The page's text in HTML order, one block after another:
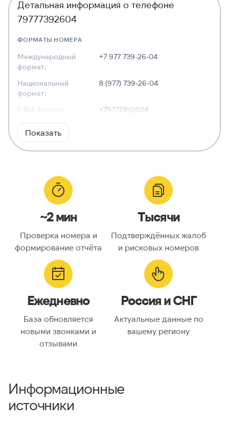
Детальная информация о телефоне
79777392604
ФОРМАТЫ НОМЕРА
Международный
формат:
+7 977 739-26-04
Национальный
формат:
8 (977) 739-26-04
E.164 формат:
+79777392604
RFC3966
формат:
Тип номера:
Оператор связи:
Национальный
9777392604
Код страны:
ГЕОЛОКАЦИЯ
Географическое
описание:
Часовые пояса:
Asia/Almaty, Asia/Anadyr,
Asia/Aqtobe, Asia/Irkutsk,
Asia/Kamchatka,
Europe/Bucharest,
Показать
~2 мин
Проверка номера и
формирование отчёта
Тысячи
Подтверждённых жалоб
и рисковых номеров
Ежедневно
База обновляется
новыми звонками и
отзывами
Россия и СНГ
Актуальные данные по
вашему региону
Информационные
источники